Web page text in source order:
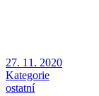
27. 11. 2020
Kategorie
ostatní